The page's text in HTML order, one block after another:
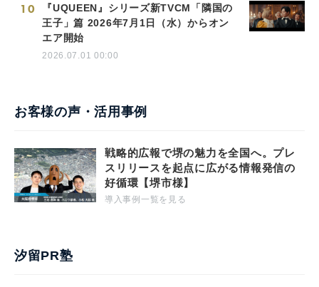
10
『UQUEEN』シリーズ新TVCM「隣国の
王子」篇 2026年7月1日（水）からオン
エア開始
2026.07.01 00:00
お客様の声・活用事例
戦略的広報で堺の魅力を全国へ。プレ
スリリースを起点に広がる情報発信の
好循環【堺市様】
導入事例一覧を見る
汐留PR塾